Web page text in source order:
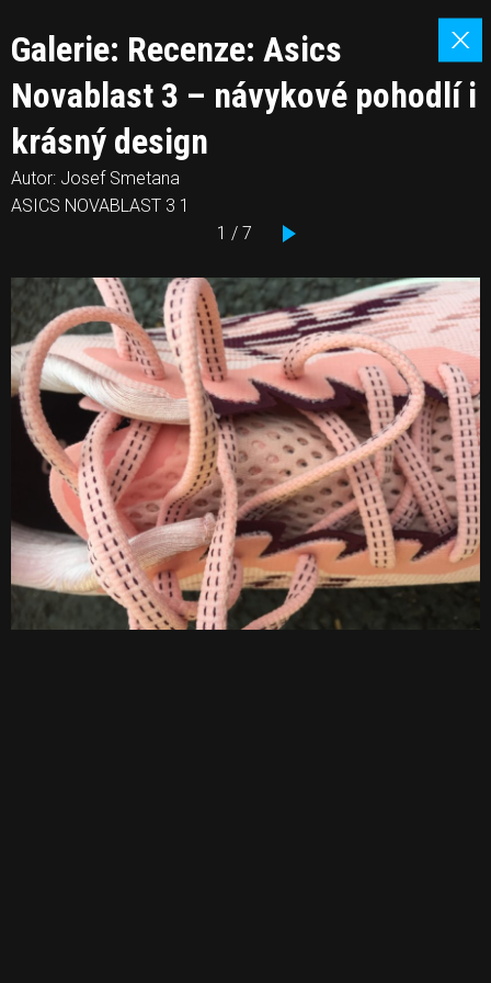
Galerie: Recenze: Asics
Novablast 3 – návykové pohodlí i
krásný design
Autor: Josef Smetana
ASICS NOVABLAST 3 1
1 / 7